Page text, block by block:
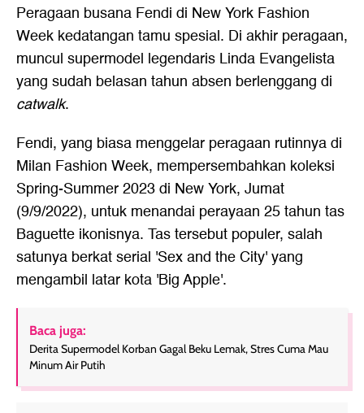
Peragaan busana Fendi di New York Fashion
Week kedatangan tamu spesial. Di akhir peragaan,
muncul supermodel legendaris Linda Evangelista
yang sudah belasan tahun absen berlenggang di
catwalk.
Fendi, yang biasa menggelar peragaan rutinnya di
Milan Fashion Week, mempersembahkan koleksi
Spring-Summer 2023 di New York, Jumat
(9/9/2022), untuk menandai perayaan 25 tahun tas
Baguette ikonisnya. Tas tersebut populer, salah
satunya berkat serial 'Sex and the City' yang
mengambil latar kota 'Big Apple'.
Baca juga:
Derita Supermodel Korban Gagal Beku Lemak, Stres Cuma Mau
Minum Air Putih